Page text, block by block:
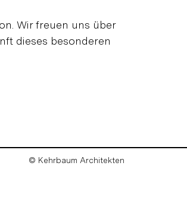
Wir freuen uns über
dieses besonderen
© Kehrbaum Architekten